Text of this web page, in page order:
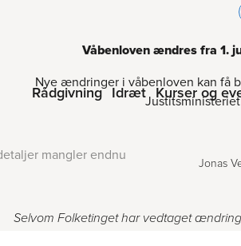
Rådgivning Idræt Kurser og
mangler endnu
Våbenloven ændres fra 1.
Nye ændringer i våbenloven kan få
Jonas
Selvom Folketinget har vedtaget